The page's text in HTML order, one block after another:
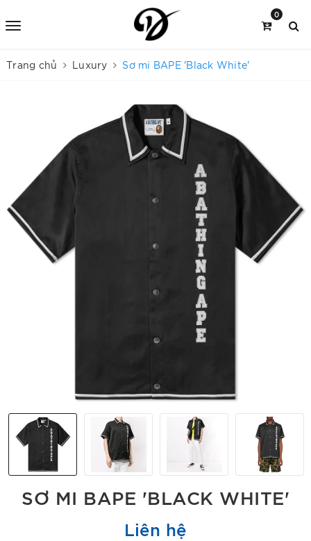
0
Trang chủ Luxury Sơ mi BAPE 'Black White'
SƠ MI BAPE 'BLACK WHITE'
Liên hệ